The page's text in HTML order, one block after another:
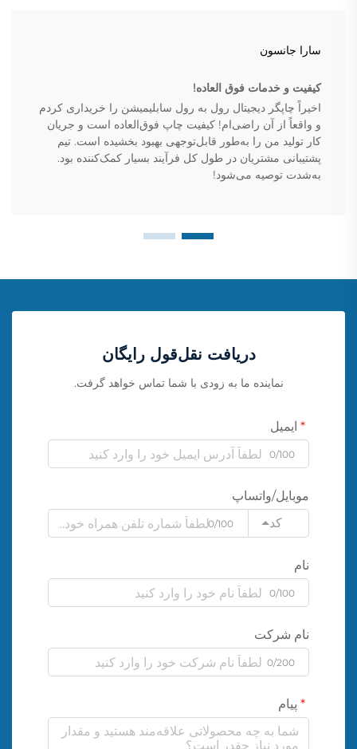
سارا جانسون
کیفیت و خدمات فوق العاده!
اخیراً چاپگر دیجیتال رول به رول سابلیمیشن را خریداری کردم
و واقعاً از آن راضی‌ام! کیفیت چاپ فوق‌العاده است و جریان
کار تولید من را به‌طور قابل‌توجهی بهبود بخشیده است. تیم
پشتیبانی مشتریان در طول کل فرآیند بسیار کمک‌کننده بود.
به‌شدت توصیه می‌شود!
دریافت نقل‌قول رایگان
نماینده ما به زودی با شما تماس خواهد گرفت.
ایمیل
0/100
موبایل/واتساپ
کد
0/100
نام
0/100
نام شرکت
0/200
پیام